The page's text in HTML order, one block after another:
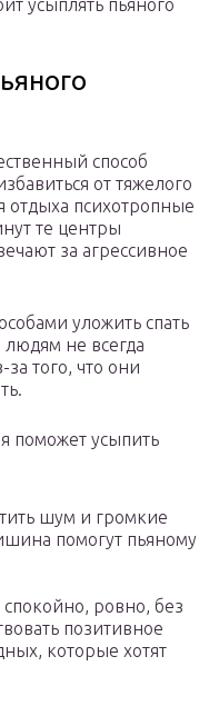
усыплять пьяного
способ
от тяжелого
отдыха психотропные
те центры
за агрессивное
уложить спать
не всегда
за того, что они
поможет усыпить
шум и громкие
помогут пьяному
ровно, без
позитивное
которые хотят